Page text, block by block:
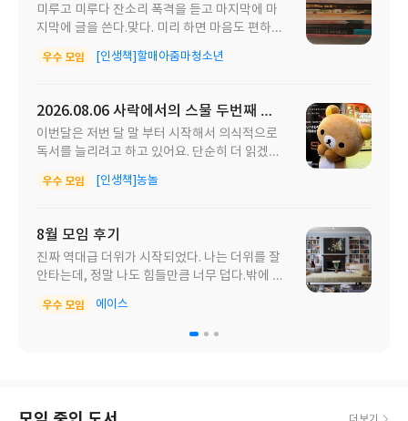
미루고 미루다 잔소리 폭격을 듣고 마지막에 마
지막에 글을 쓴다.맞다. 미리 하면 마음도 편하
해야하는 존재라 미리 미리 해내기가 쉽지 않다.
요하고 평이하다. 하지만 소설이나 영화 같은 이
야기 속에는 누가 죽고 서로 미워하고 싸운다. 스
펙터클하다. 일상이 너무 고요해서 그래서 심심
해서 이야기가 지어졌나. 아니 어딘가에서 벌어
지고 있는 시끌시끌한 삶의 스토리들이 진짜로
의 잔소리 폭격을 받아가며 책을 읽고 그래 책은
게 글도 올려야하고.그래. 이 삶도 고요한 것은
아닌걸로.내가 새벽이라 잠시 고요하다고 착각
한 듯 하다.엄만 읽은 책이 우리와 너무 다른 이
소한데 거기 말단에서 위로 치고 올라가는 스토
어보고 싶긴하다. 난 생물에 관심이 좀 있으니.이
우수 모임 [인생책]할매아줌마청소년
2026.08.06 사락에서의 스물 두번째 리
뷰 작성 후
이번달은 저번 달 말 부터 시작해서 의식적으로
독서를 늘리려고 하고 있어요. 단순히 더 읽겠다
이 없었는데 최근에 산 책들이 좀 재밌어서 가능
는 것도 중요하다고 느낀 요즘입니다.
우수 모임 [인생책]농놀
8월 모임 후기
진짜 역대급 더위가 시작되었다. 나는 더위를 잘
안타는데, 정말 나도 힘들만큼 너무 덥다.밖에 나
다. 쉬는날 에어컨 틀고 공포책 읽으면 딱일 같지
만 그런 기운도 없다.그래서 열심히 책을 읽어야
우수 모임 에이스